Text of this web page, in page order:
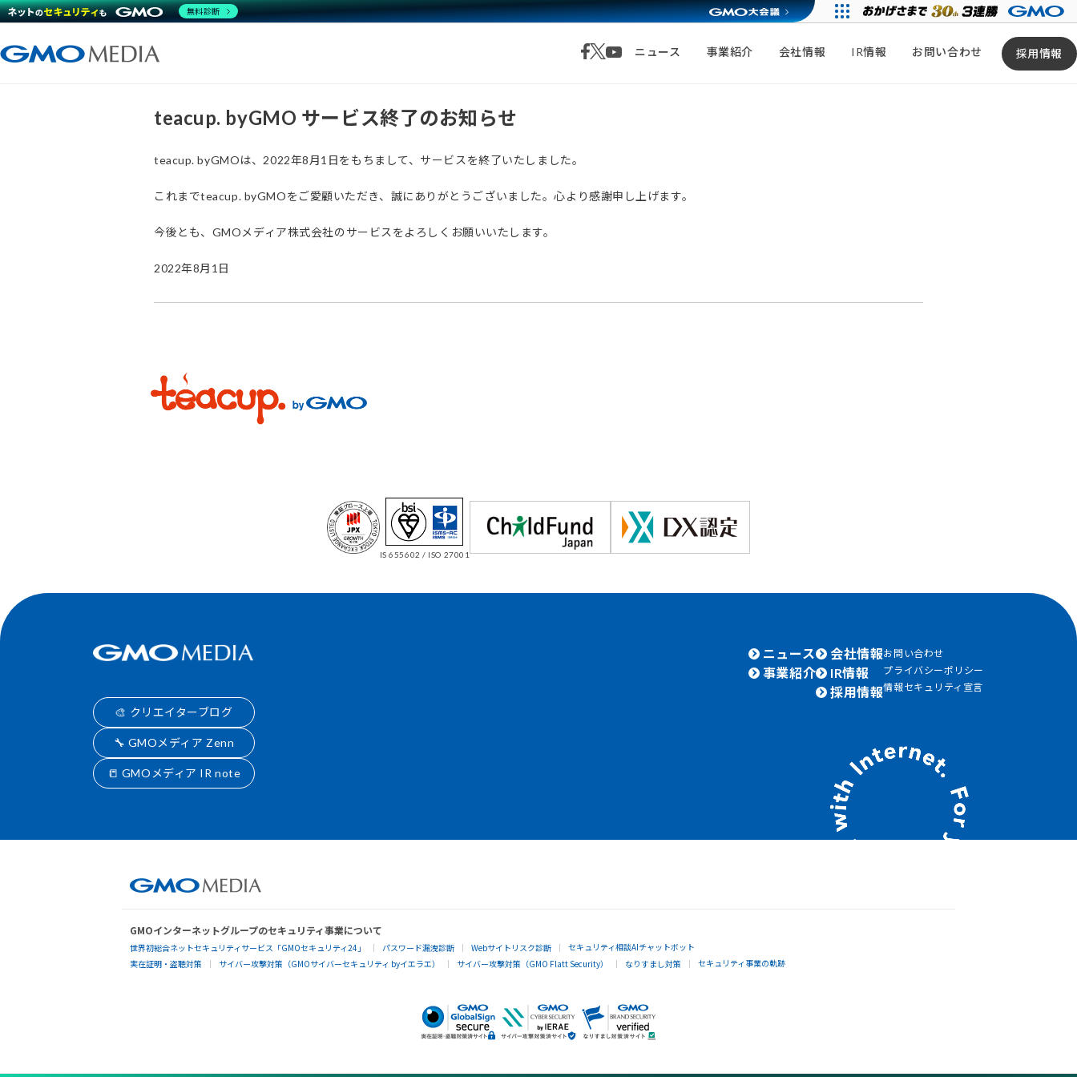
ニュース 事業紹介 会社情報 IR情報 お問い合わせ 採用情報
teacup. byGMO サービス終了のお知らせ
teacup. byGMOは、2022年8月1日をもちまして、サービスを終了いたしました。
これまでteacup. byGMOをご愛顧いただき、誠にありがとうございました。心より感謝申し上げます。
今後とも、GMOメディア株式会社のサービスをよろしくお願いいたします。
2022年8月1日
IS 655602 / ISO 27001
🎨 クリエイターブログ
🔧 GMOメディア Zenn
📒 GMOメディア IR note
ニュース
事業紹介
会社情報
IR情報
採用情報
お問い合わせ
プライバシーポリシー
情報セキュリティ宣言
GMOインターネットグループのセキュリティ事業について
世界初総合ネットセキュリティサービス「GMOセキュリティ24」 パスワード漏洩診断 Webサイトリスク診断
セキュリティ相談AIチャットボット
実在証明・盗聴対策
サイバー攻撃対策（GMOサイバーセキュリティ byイエラエ） サイバー攻撃対策（GMO Flatt Security） なりすまし対策 セキュリティ事業の軌跡
無料診断